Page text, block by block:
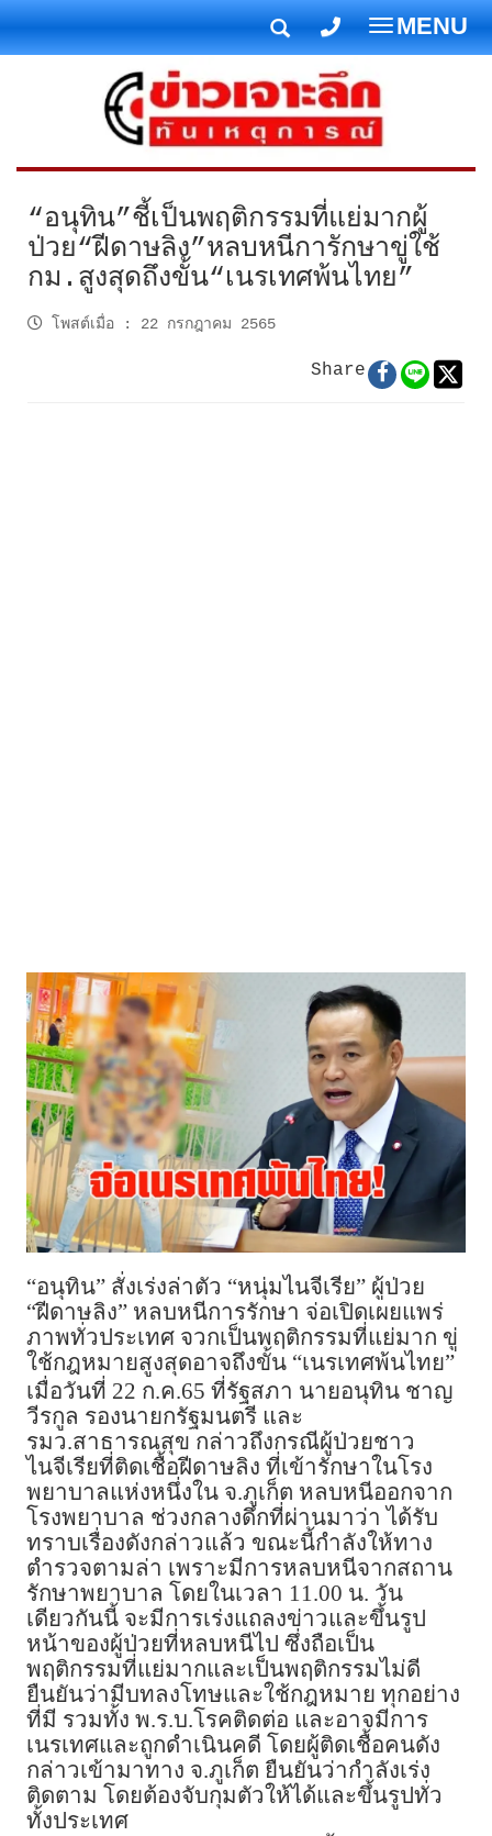
T
o
g
g
l
e
a
v
i
t
MENU
“อนุทิน”ชี้เป็นพฤติกรรมที่แย่มากผู้
ป่วย“ฝีดาษลิง”หลบหนีการักษาขู่ใช้
กม.สูงสุดถึงขั้น“เนรเทศพ้นไทย”
โพสต์เมื่อ : 22 กรกฎาคม 2565
Share
“อนุทิน” สั่งเร่งล่าตัว “หนุ่มไนจีเรีย” ผู้ป่วย
“ฝีดาษลิง” หลบหนีการรักษา จ่อเปิดเผยแพร่
ภาพทั่วประเทศ จวกเป็นพฤติกรรมที่แย่มาก ขู่
ใช้กฎหมายสูงสุดอาจถึงขั้น “เนรเทศพ้นไทย”
เมื่อวันที่ 22 ก.ค.65 ที่รัฐสภา นายอนุทิน ชาญ
วีรกูล รองนายกรัฐมนตรี และ
รมว.สาธารณสุข กล่าวถึงกรณีผู้ป่วยชาว
ไนจีเรียที่ติดเชื้อฝีดาษลิง ที่เข้ารักษาในโรง
พยาบาลแห่งหนึ่งใน จ.ภูเก็ต หลบหนีออกจาก
โรงพยาบาล ช่วงกลางดึกที่ผ่านมาว่า ได้รับ
ทราบเรื่องดังกล่าวแล้ว ขณะนี้กำลังให้ทาง
ตำรวจตามล่า เพราะมีการหลบหนีจากสถาน
รักษาพยาบาล โดยในเวลา 11.00 น. วัน
เดียวกันนี้ จะมีการเร่งแถลงข่าวและขึ้นรูป
หน้าของผู้ป่วยที่หลบหนีไป ซึ่งถือเป็น
พฤติกรรมที่แย่มากและเป็นพฤติกรรมไม่ดี
ยืนยันว่ามีบทลงโทษและใช้กฎหมาย ทุกอย่าง
ที่มี รวมทั้ง พ.ร.บ.โรคติดต่อ และอาจมีการ
เนรเทศและถูกดำเนินคดี โดยผู้ติดเชื้อคนดัง
กล่าวเข้ามาทาง จ.ภูเก็ต ยืนยันว่ากำลังเร่ง
ติดตาม โดยต้องจับกุมตัวให้ได้และขึ้นรูปทั่ว
ทั้งประเทศ